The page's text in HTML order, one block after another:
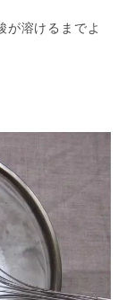
が溶けるまでよ